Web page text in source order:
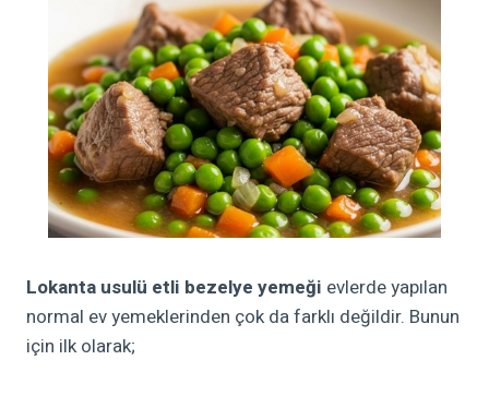
Lokanta usulü etli bezelye yemeği evlerde yapılan
normal ev yemeklerinden çok da farklı değildir. Bunun
için ilk olarak;